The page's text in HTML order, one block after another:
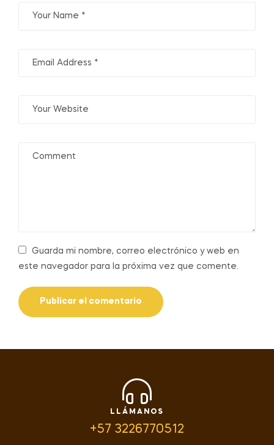
Guarda mi nombre, correo electrónico y web en
este navegador para la próxima vez que comente.
LLÁMANOS
+57 3226770512